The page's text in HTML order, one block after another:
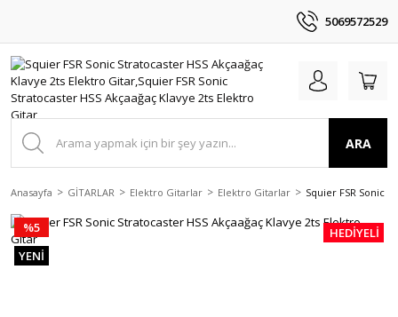
5069572529
ARA
Anasayfa GİTARLAR Elektro Gitarlar Elektro Gitarlar Squier FSR Sonic
%5
YENİ
HEDİYELİ